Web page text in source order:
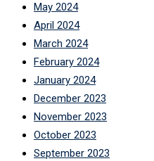
May 2024
April 2024
March 2024
February 2024
January 2024
December 2023
November 2023
October 2023
September 2023